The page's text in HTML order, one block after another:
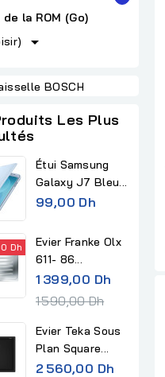
la ROM (Go)

Les Plus
Étui Samsung
Galaxy J7 Bleu...
99,00 Dh
Dh
Evier Franke Olx
611- 86...
1 399,00 Dh
u
1 590,00 Dh
Evier Teka Sous
Plan Square...
2 560,00 Dh